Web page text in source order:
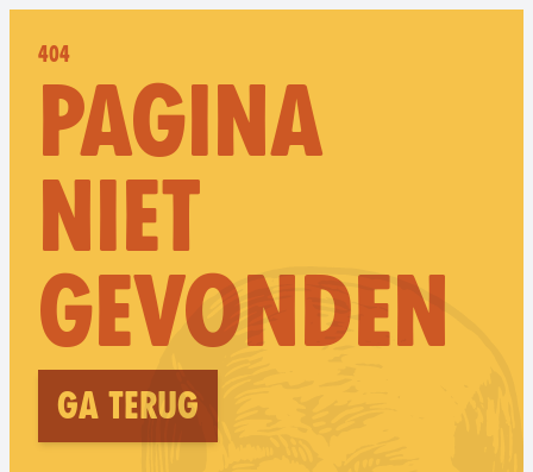
404
PAGINA
NIET
GEVONDEN
Ga terug